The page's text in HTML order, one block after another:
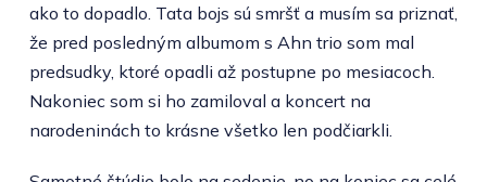
ako to dopadlo. Tata bojs sú smršť a musím sa priznať,
že pred posledným albumom s Ahn trio som mal
predsudky, ktoré opadli až postupne po mesiacoch.
Nakoniec som si ho zamiloval a koncert na
narodeninách to krásne všetko len podčiarkli.